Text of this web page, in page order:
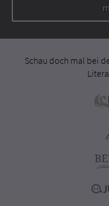
Schau doch mal bei